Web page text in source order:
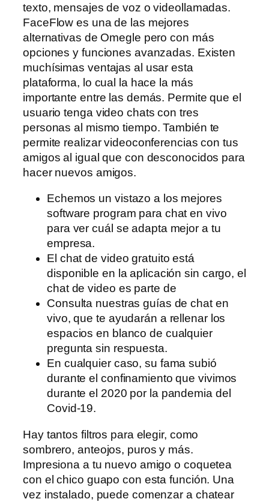
texto, mensajes de voz o videollamadas.
FaceFlow es una de las mejores
alternativas de Omegle pero con más
opciones y funciones avanzadas. Existen
muchísimas ventajas al usar esta
plataforma, lo cual la hace la más
importante entre las demás. Permite que el
usuario tenga video chats con tres
personas al mismo tiempo. También te
permite realizar videoconferencias con tus
amigos al igual que con desconocidos para
hacer nuevos amigos.
Echemos un vistazo a los mejores
software program para chat en vivo
para ver cuál se adapta mejor a tu
empresa.
El chat de video gratuito está
disponible en la aplicación sin cargo, el
chat de video es parte de
Consulta nuestras guías de chat en
vivo, que te ayudarán a rellenar los
espacios en blanco de cualquier
pregunta sin respuesta.
En cualquier caso, su fama subió
durante el confinamiento que vivimos
durante el 2020 por la pandemia del
Covid-19.
Hay tantos filtros para elegir, como
sombrero, anteojos, puros y más.
Impresiona a tu nuevo amigo o coquetea
con el chico guapo con esta función. Una
vez instalado, puede comenzar a chatear